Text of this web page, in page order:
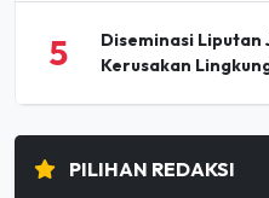
5
Diseminasi Liputan
Kerusakan
PILIHAN REDAKSI